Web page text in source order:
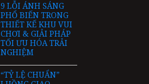
9 LỖI ÁNH SÁNG
PHỔ BIẾN TRONG
THIẾT KẾ KHU VUI
CHƠI & GIẢI PHÁP
TỐI ƯU HÓA TRẢI
NGHIỆM
“TỶ LỆ CHUẨN”